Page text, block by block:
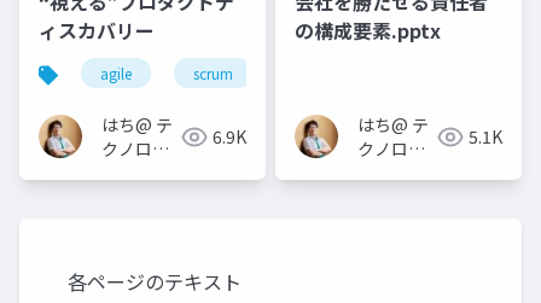
ィスカバリー
agile scrum
はち@ テ
クノロジ
6.9K
の構成要素.pptx
はち@ テ
クノロジ
5.1K
各ページのテキスト